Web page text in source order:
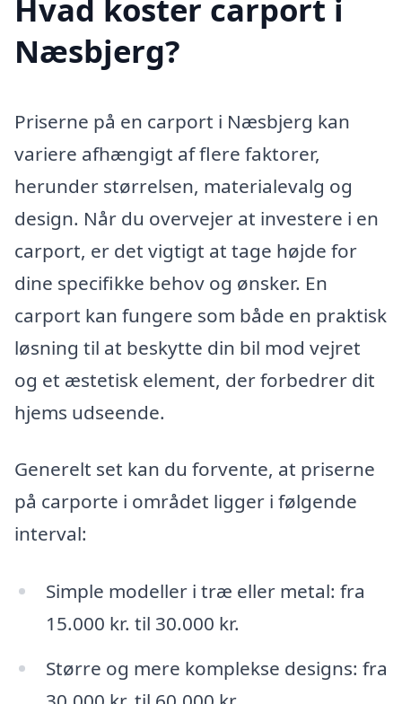
Hvad koster carport i
Næsbjerg?
Priserne på en carport i Næsbjerg kan
variere afhængigt af flere faktorer,
herunder størrelsen, materialevalg og
design. Når du overvejer at investere i en
carport, er det vigtigt at tage højde for
dine specifikke behov og ønsker. En
carport kan fungere som både en praktisk
løsning til at beskytte din bil mod vejret
og et æstetisk element, der forbedrer dit
hjems udseende.
Generelt set kan du forvente, at priserne
på carporte i området ligger i følgende
interval:
Simple modeller i træ eller metal: fra
15.000 kr. til 30.000 kr.
Større og mere komplekse designs: fra